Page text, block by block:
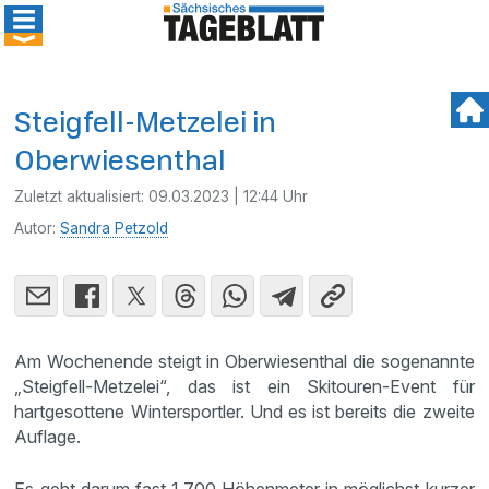
Steigfell-Metzelei in
Oberwiesenthal
Zuletzt aktualisiert:09.03.2023 | 12:44 Uhr
Autor:Sandra Petzold
Am Wochenende steigt in Oberwiesenthal die sogenannte
„Steigfell-Metzelei“, das ist ein Skitouren-Event für
hartgesottene Wintersportler. Und es ist bereits die zweite
Auflage.